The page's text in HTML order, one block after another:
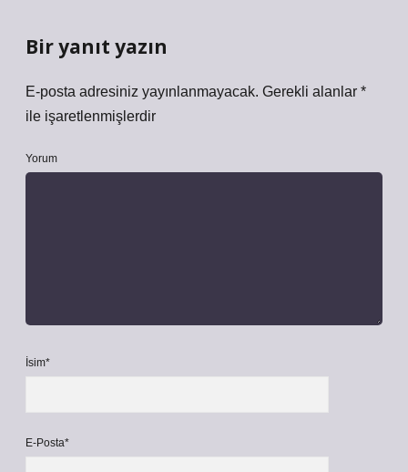
Bir yanıt yazın
E-posta adresiniz yayınlanmayacak. Gerekli alanlar *
ile işaretlenmişlerdir
Yorum
İsim*
E-Posta*